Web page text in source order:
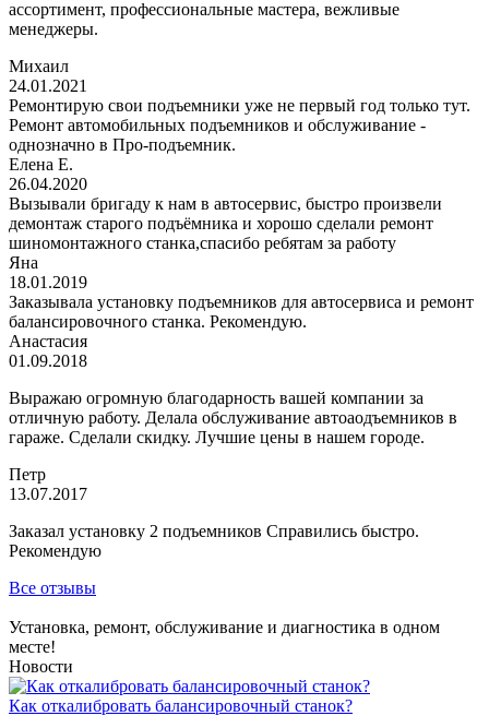
ассортимент, профессиональные мастера, вежливые
менеджеры.
Михаил
24.01.2021
Ремонтирую свои подъемники уже не первый год только тут.
Ремонт автомобильных подъемников и обслуживание -
однозначно в Про-подъемник.
Елена Е.
26.04.2020
Вызывали бригаду к нам в автосервис, быстро произвели
демонтаж старого подъёмника и хорошо сделали ремонт
шиномонтажного станка,спасибо ребятам за работу
Яна
18.01.2019
Заказывала установку подъемников для автосервиса и ремонт
балансировочного станка. Рекомендую.
Анастасия
01.09.2018
Выражаю огромную благодарность вашей компании за
отличную работу. Делала обслуживание автоаодъемников в
гараже. Сделали скидку. Лучшие цены в нашем городе.
Петр
13.07.2017
Заказал установку 2 подъемников Справились быстро.
Рекомендую
Все отзывы
Установка, ремонт, обслуживание и диагностика в одном
месте!
Новости
Как откалибровать балансировочный станок?